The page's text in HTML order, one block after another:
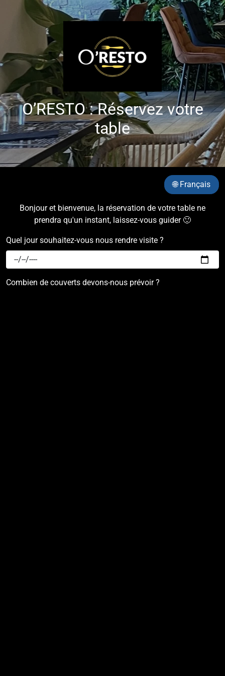
O’RESTO : Réservez votre
table
🌐 Français
Bonjour et bienvenue, la réservation de votre table ne
prendra qu'un instant, laissez-vous guider 🙂
Quel jour souhaitez-vous nous rendre visite ?
Combien de couverts devons-nous prévoir ?